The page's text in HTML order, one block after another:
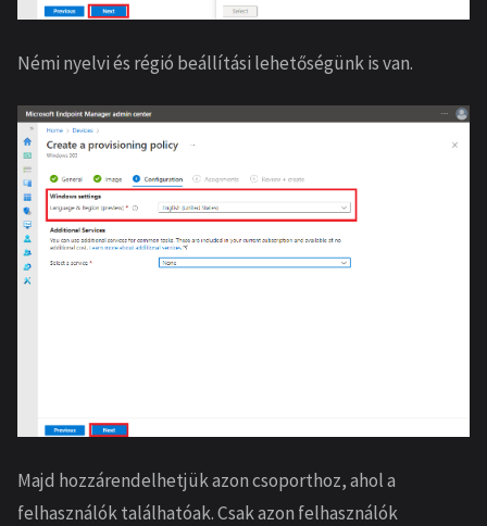
Némi nyelvi és régió beállítási lehetőségünk is van.
Majd hozzárendelhetjük azon csoporthoz, ahol a
felhasználók találhatóak. Csak azon felhasználók